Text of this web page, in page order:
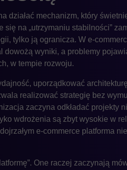
działać mechanizm, który
na „utrzymaniu stabilności”
tylko ją ogranicza. W e-
wyniki, a problemy
w tempie rozwoju.
uporządkować
realizować strategię bez
zaczyna odkładać projekty
wdrożenia są zbyt wysokie w
e-commerce platforma
One raczej zaczynają